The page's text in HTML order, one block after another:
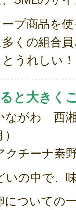
ープ商品を
多くの組合
とうれしい！
と大きく
ながわ 西
）
クチーナ秦
いの中で、
ついての